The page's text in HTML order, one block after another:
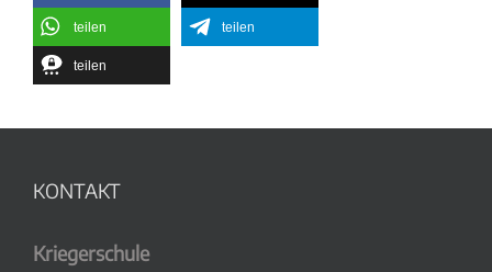
teilen teilen
teilen
KONTAKT
Kriegerschule